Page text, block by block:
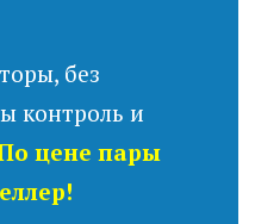
без
контроль и
цене пары